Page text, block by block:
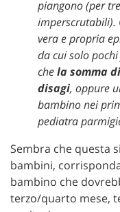
piangono (per
imperscrutabili).
vera e propria
da cui solo
chela somma
disagi, oppure
bambino nei
pediatra
Sembra che questa
bambini,
bambino che
terzo/quarto mese,